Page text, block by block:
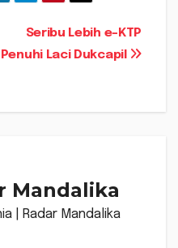
Seribu Lebih e-KTP
Penuhi Laci Dukcapil
Mandalika
| Radar Mandalika